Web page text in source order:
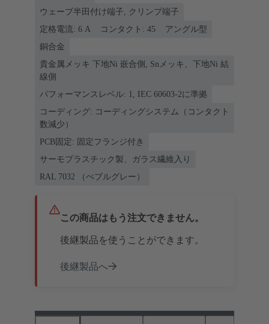
ウェーブ半田付け端子, クリンプ端子
定格電流: ‌6 A
コンタクト: 45
アングル型
銅合金
貴金属メッキ 下地Ni 嵌合側, Snメッキ、下地Ni 結
線側
パフォーマンスレベル: 1, IEC 60603-2に準拠
コーディング: コーディングシステム（コンタクト
数減少）
PCB固定: 固定フランジ付き
サーモプラスチック製、ガラス繊維入り
RAL 7032 （ぺブルグレー）
この商品はもう注文できません。
後継製品を使うことができます。
後継製品へ